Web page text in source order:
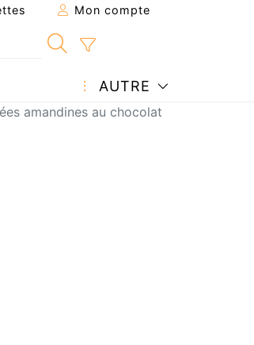
Mon compte
AUTRE
amandines au chocolat
ami à l'auteur